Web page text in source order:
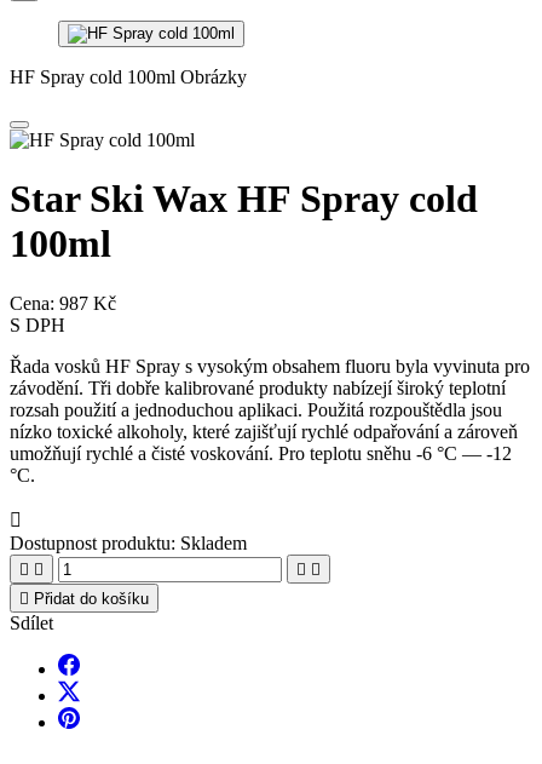
HF Spray cold 100ml Obrázky
Star Ski Wax HF Spray cold
100ml
Cena: 987 Kč
S DPH
Řada vosků HF Spray s vysokým obsahem fluoru byla vyvinuta pro
závodění. Tři dobře kalibrované produkty nabízejí široký teplotní
rozsah použití a jednoduchou aplikaci. Použitá rozpouštědla jsou
nízko toxické alkoholy, které zajišťují rychlé odpařování a zároveň
umožňují rychlé a čisté voskování. Pro teplotu sněhu -6 °C — -12
°C.

Dostupnost produktu: Skladem
   
 Přidat do košíku
Sdílet